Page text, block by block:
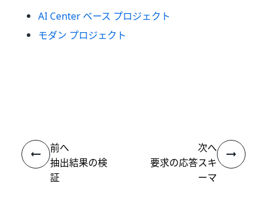
AI Center ベース プロジェクト
モダン プロジェクト
前へ
抽出結果の検
証
次へ
要求の応答スキ
ーマ